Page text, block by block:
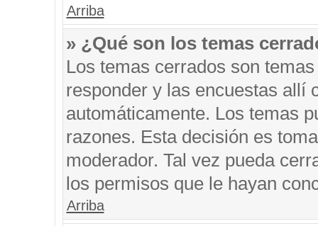
Arriba
» ¿Qué son los temas
Los temas cerrados son
responder y las encuestas allí
automáticamente. Los temas
razones. Esta decisión es
moderador. Tal vez pueda
los permisos que le hayan
Arriba